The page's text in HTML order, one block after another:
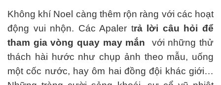
Không khí Noel càng thêm rộn ràng với các hoạt
động vui nhộn. Các Apaler trả lời câu hỏi để
tham gia vòng quay may mắn với những thử
thách hài hước như chụp ảnh theo mẫu, uống
một cốc nước, hay ôm hai đồng đội khác giới…